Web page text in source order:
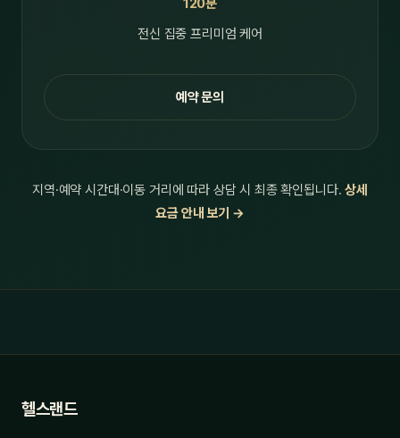
120분
전신 집중 프리미엄 케어
예약 문의
지역·예약 시간대·이동 거리에 따라 상담 시 최종 확인됩니다.상세
요금 안내 보기 →
헬스랜드